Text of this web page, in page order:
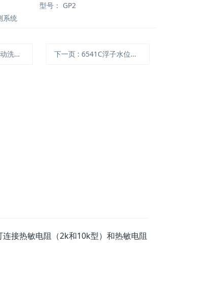
型号： GP2
系统
根机 下一页 : 6541C浮子水位监测仪
接热敏电阻（2k和10k型）和热敏电阻